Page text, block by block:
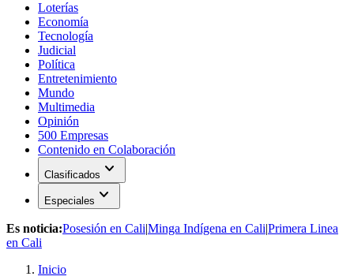
Loterías
Economía
Tecnología
Judicial
Política
Entretenimiento
Mundo
Multimedia
Opinión
500 Empresas
Contenido en Colaboración
Clasificados expand_more
Especiales expand_more
Es noticia:Posesión en Cali|Minga Indígena en Cali|Primera Linea
en Cali
Inicio